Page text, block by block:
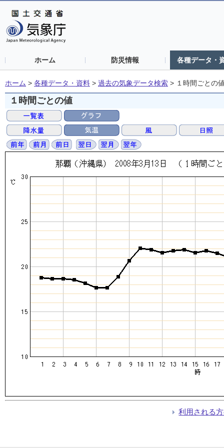
ホーム 防災情報 各種データ・
ホーム > 各種データ・資料 > 過去の気象データ検索 > １時間ごとの
１時間ごとの値
利用される